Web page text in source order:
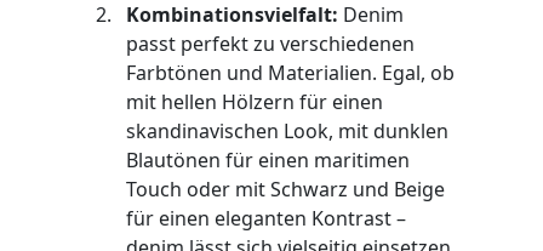
Kombinationsvielfalt: Denim
passt perfekt zu verschiedenen
Farbtönen und Materialien. Egal, ob
mit hellen Hölzern für einen
skandinavischen Look, mit dunklen
Blautönen für einen maritimen
Touch oder mit Schwarz und Beige
für einen eleganten Kontrast –